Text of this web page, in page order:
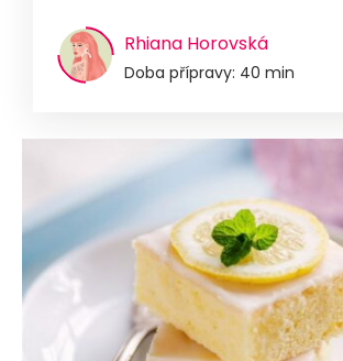
Rhiana Horovská
Doba přípravy: 40 min